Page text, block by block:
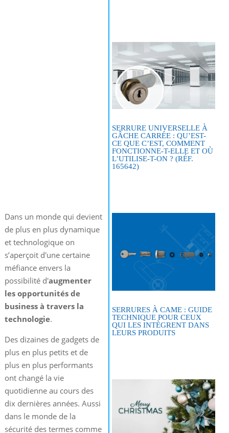
Dans un monde qui devient
de plus en plus dynamique
et technologique on
s’aperçoit d'une certaine
méfiance envers la
possibilité d'augmenter
les opportunités de
business à travers la
technologie.
Des dizaines de gadgets de
plus en plus petits et de
plus en plus performants
ont changé la vie
quotidienne au cours des
dix dernières années. Aussi
dans le monde de la
sécurité des termes comme
SERRURE UNIVERSELLE À
GÂCHE CARRÉE : QU’EST-
CE QUE C’EST, COMMENT
FONCTIONNE-T-ELLE ET OÙ
L’UTILISE-T-ON ? (RÉF.
165642)
SERRURES À CAME : GUIDE
TECHNIQUE POUR CEUX
QUI LES INTÈGRENT DANS
LEURS PRODUITS